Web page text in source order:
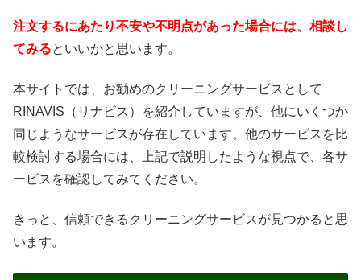
注文するにあたり不安や不明点があった場合には、相談し
てみるといいかと思います。
本サイトでは、お勧めのクリーニングサービスとして
RINAVIS（リナビス）を紹介していますが、他にいくつか
同じようなサービスが存在しています。他のサービスを比
較検討する場合には、上記で説明したような視点で、各サ
ービスを確認してみてください。
きっと、信頼できるクリーニングサービスが見つかると思
います。